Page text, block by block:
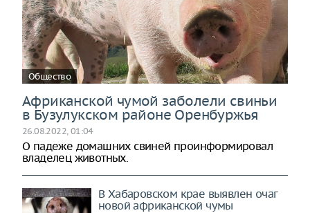
Общество
Африканской чумой заболели свиньи
в Бузулукском районе Оренбуржья
26.08.2022, 01:04
О падеже домашних свиней проинформировал
владелец животных.
В Хабаровском крае выявлен очаг
новой африканской чумы